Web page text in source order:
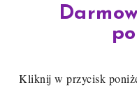
Kliknij w przycisk